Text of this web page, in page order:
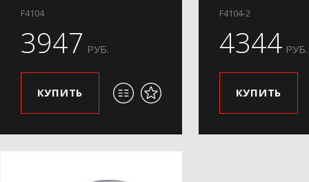
F4104
3947 РУБ.
КУПИТЬ
F4104-2
4344 РУБ.
КУПИТЬ